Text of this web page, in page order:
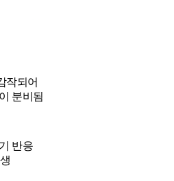
작되어
분비됨
반응